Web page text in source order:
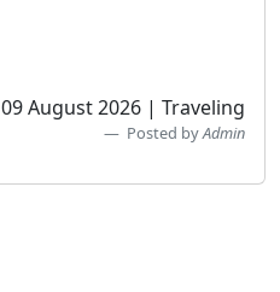
09 August 2026 | Traveling
Posted byAdmin